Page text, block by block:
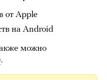
от Apple
на Android
можно
.